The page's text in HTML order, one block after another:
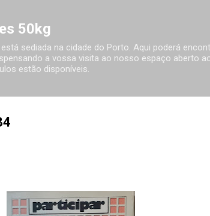
50kg
sediada na cidade do Porto. Aqui poderá
a vossa visita ao nosso espaço aberto
estão disponíveis.